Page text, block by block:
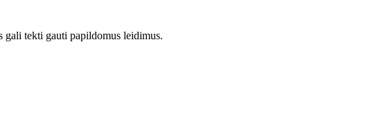
gali tekti gauti papildomus leidimus.